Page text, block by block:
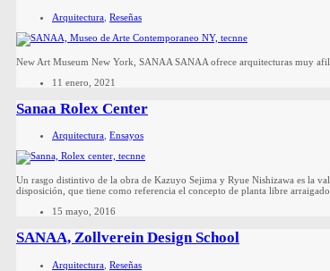
Arquitectura Reseñas
New Art Museum New York, SANAA SANAA ofrece arquitecturas muy
11 enero, 2021
Sanaa Rolex Center
Arquitectura, Ensayos
Un rasgo distintivo de la obra de Kazuyo Sejima y Ryue Nishizawa es la
disposición, que tiene como referencia el concepto de planta libre
15 mayo, 2016
SANAA, Zollverein Design School
Arquitectura Reseñas